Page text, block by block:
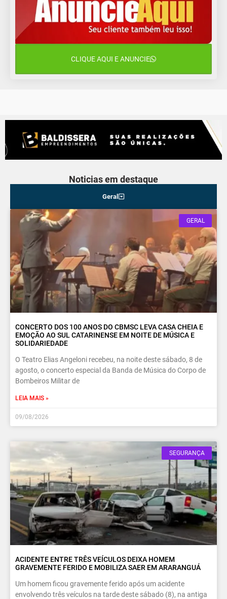
13 de agosto
Quinta-Feira
Sexta-Feira
CLIQUE AQUI E ANUNCIE
Noticias em destaque
Geral
GERAL
CONCERTO DOS 100 ANOS DO CBMSC LEVA CASA CHEIA E
EMOÇÃO AO SUL CATARINENSE EM NOITE DE MÚSICA E
SOLIDARIEDADE
O Teatro Elias Angeloni recebeu, na noite deste sábado, 8 de
agosto, o concerto especial da Banda de Música do Corpo de
Bombeiros Militar de
LEIA MAIS »
09/08/2026
SEGURANÇA
ACIDENTE ENTRE TRÊS VEÍCULOS DEIXA HOMEM
GRAVEMENTE FERIDO E MOBILIZA SAER EM ARARANGUÁ
Um homem ficou gravemente ferido após um acidente
envolvendo três veículos na tarde deste sábado (8), na antiga